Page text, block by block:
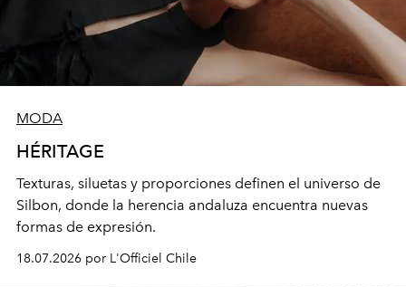
MODA
HÉRITAGE
Texturas, siluetas y proporciones definen el universo de
Silbon, donde la herencia andaluza encuentra nuevas
formas de expresión.
18.07.2026 por L'Officiel Chile